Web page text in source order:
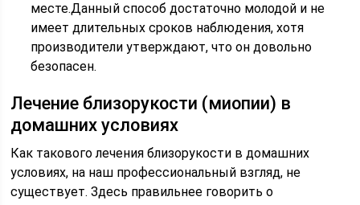
месте.Данный способ достаточно молодой и не
имеет длительных сроков наблюдения, хотя
производители утверждают, что он довольно
безопасен.
Лечение близорукости (миопии) в
домашних условиях
Как такового лечения близорукости в домашних
условиях, на наш профессиональный взгляд, не
существует. Здесь правильнее говорить о